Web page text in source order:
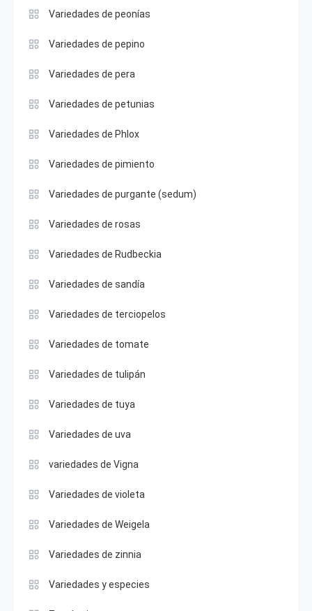
Variedades de peonías
Variedades de pepino
Variedades de pera
Variedades de petunias
Variedades de Phlox
Variedades de pimiento
Variedades de purgante (sedum)
Variedades de rosas
Variedades de Rudbeckia
Variedades de sandía
Variedades de terciopelos
Variedades de tomate
Variedades de tulipán
Variedades de tuya
Variedades de uva
variedades de Vigna
Variedades de violeta
Variedades de Weigela
Variedades de zinnia
Variedades y especies